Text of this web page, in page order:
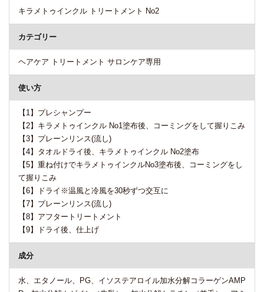
キラメトゥインクル トリートメント No2
カテゴリー
ヘアケア トリートメント サロンケア専用
使い方
【1】プレシャンプー
【2】キラメトゥインクル No1塗布後、コーミングをして握りこみ
【3】プレーンリンス(流し)
【4】タオルドライ後、キラメトゥインクル No2塗布
【5】重ね付けでキラメトゥインクルNo3塗布後、コーミングをし
て握りこみ
【6】ドライ※温風と冷風を30秒ずつ交互に
【7】プレーンリンス(流し)
【8】アフタートリートメント
【9】ドライ後、仕上げ
成分
水、エタノール、PG、イソステアロイル加水分解コラーゲンAMP